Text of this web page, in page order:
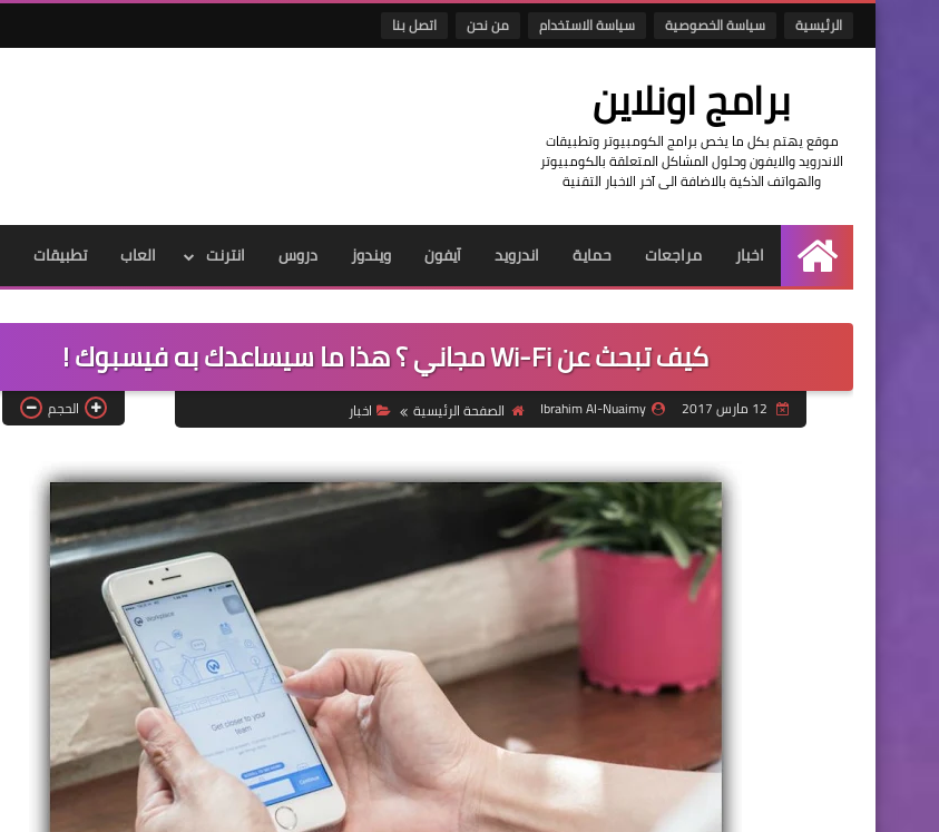
الرئيسية سياسة الخصوصية سياسة الاستخدام من نحن اتصل بنا
برامج اونلاين
موقع يهتم بكل ما يخص برامج الكومبيوتر وتطبيقات
الاندرويد والايفون وحلول المشاكل المتعلقة بالكومبيوتر
والهواتف الذكية بالاضافة الى آخر الاخبار التقنية
الرئيسية
اخبار مراجعات حماية اندرويد آيفون ويندوز دروس انترنت العاب تطبيقات
كيف تبحث عن Wi-Fi مجاني ؟ هذا ما سيساعدك به فيسبوك !
Ibrahim Al-Nuaimy الصفحة الرئيسية اخبار الحجم